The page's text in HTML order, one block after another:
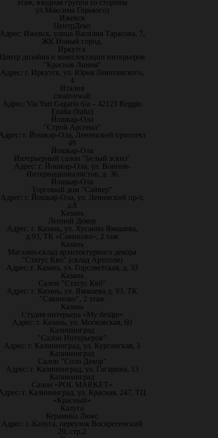
этаж, входная группа со стороны
ул.Максима Горького)
Ижевск
ЦентрДеко
Ижевск, улица Василия Тарасова, 7,
ЖК Новый город.
Иркутск
дизайна и комплектации интерьеров
"Красная Линия"
Адрес: г. Иркутск, ул. Юрия Левитанского,
4
Италия
creativewall
Адрес: Via Yuri Gagarin 6/a – 42123 Reggio
Emilia (Italia)
Йошкар-Ола
"Строй Арсенал"
г. Йошкар-Ола, Ленинский проспект
49
Йошкар-Ола
Интерьерный салон "Белый эскиз"
Адрес: г. Йошкар-Ола, ул. Воинов-
Интернационалистов, д. 36
Йошкар-Ола
Торговый дом "Сайвер"
Адрес: г. Йошкар-Ола, ул. Ленинский пр-т,
д.8
Казань
Лепной Декор
Адрес: г. Казань, ул. Хусаина Ямашева,
д.93, ТК «Савиново», 2 таж
Казань
Магазин-склад архитектурного декора
"Статус Кво" (склад Артполе)
Адрес: г. Казань, ул. Горсоветская, д. 33
Казань
Салон "Статус Кв0"
Адрес: г. Казань, ул. Ямашева д. 93, ТК
"Савиново", 2 этаж
Казань
Студия интерьера «My design»
Адрес: г. Казань, ул. Московская, 60
Калининград
"Салон Интерьеров"
Адрес: г. Калининград, ул. Курганская, 3
Калининград
Салон "Соло Декор"
Адрес: г. Калининград, ул. Гагарина, 13
Калининград
Салон «POL MARKET»
г. Калининград, ул. Красная, 247, ТЦ
«Красный»
Калуга
Керамика Люкс
Адрес: г. Калуга, переулок Воскресенский
29, стр.2